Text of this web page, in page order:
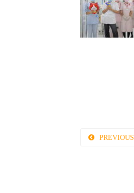
PREVIOUS